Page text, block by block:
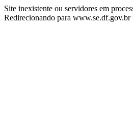
Site inexistente ou servidores em
Redirecionando para www.se.df.gov.br